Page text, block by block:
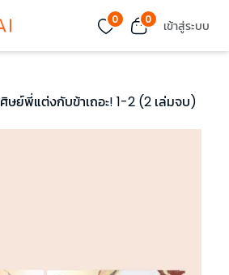
0 0 เข้าสู่ระบบ
ศิษย์พี่แต่งกับข้าเถอะ! 1-2 (2 เล่มจบ)